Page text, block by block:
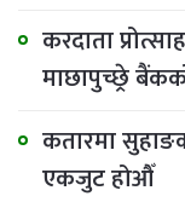
करदाता
माछापुच्छ्रे
कतारमा
एकजुट होऔँ